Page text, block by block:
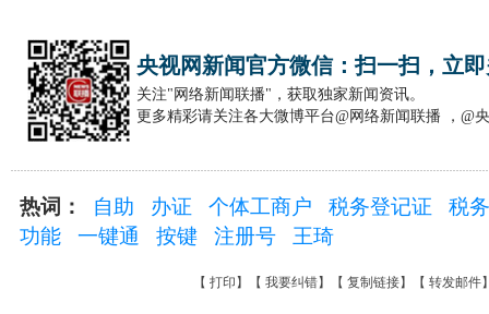
央视网新闻官方微信：扫一扫，立
关注"网络新闻联播"，获取独家新闻资讯。
更多精彩请关注各大微博平台@网络新闻联播 ，@
热词： 自助 办证 个体工商户 税务登记证
税
功能
一键通 按键 注册号 王琦
【 打印 】【 我要纠错】【 复制链接】【 转发邮件